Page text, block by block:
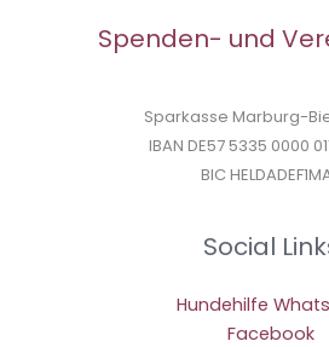
Spenden- und
Sparkasse Marburg-
IBAN DE57 5335 0000
BIC
Social
Hundehilfe
Facebook